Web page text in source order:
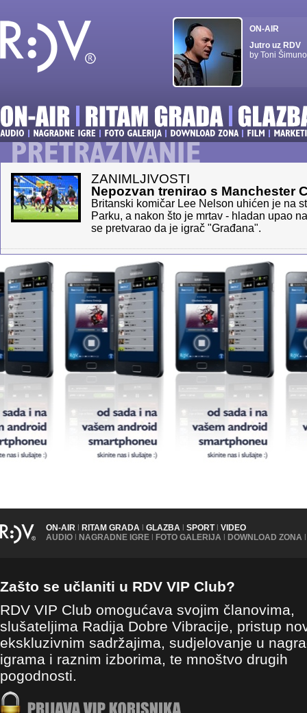
ON-AIR
Jutro uz RDV
by Toni
ZANIMLJIVOSTI
Nepozvan trenirao s Manchester
Britanski komičar Lee Nelson uhićen je na
Parku, a nakon što je mrtav - hladan upao
se pretvarao da je igrač "Građana".
ON-AIR | RITAM GRADA | GLAZBA | SPORT | VIDEO
AUDIO | NAGRADNE IGRE | FOTO GALERIJA | DOWNLOAD ZONA |
Zašto se učlaniti u RDV VIP Club?
RDV VIP Club omogućava svojim članovima,
slušateljima Radija Dobre Vibracije, pristup
ekskluzivnim sadržajima, sudjelovanje u
igrama i raznim izborima, te mnoštvo drugih
pogodnosti.